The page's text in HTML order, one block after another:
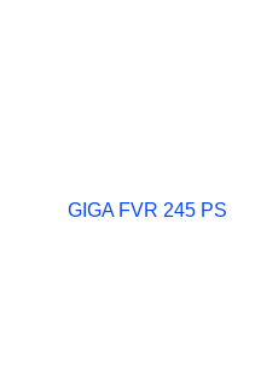
GIGA FVR 245 PS